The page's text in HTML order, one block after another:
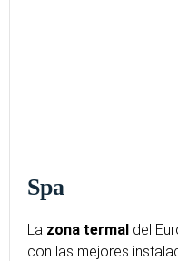
Spa
La zona termal del
con las mejores